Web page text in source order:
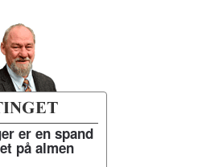
er en spand
på almen